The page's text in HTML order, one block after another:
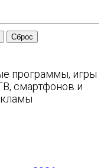
Сброс
программы, игры
смартфонов и